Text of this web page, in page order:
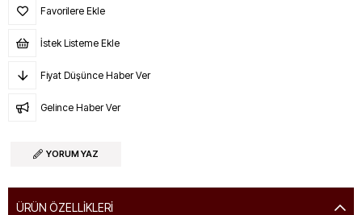
Favorilere Ekle
İstek Listeme Ekle
Fiyat Düşünce Haber Ver
Gelince Haber Ver
YORUM YAZ
ÜRÜN ÖZELLIKLERI